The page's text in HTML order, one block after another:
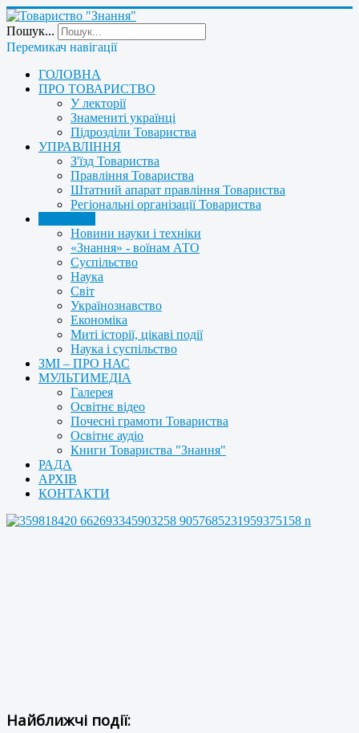
Пошук...
Перемикач навігації
ГОЛОВНА
ПРО ТОВАРИСТВО
У лекторії
Знамениті українці
Підрозділи Товариства
УПРАВЛІННЯ
З'їзд Товариства
Правління Товариства
Штатний апарат правління Товариства
Регіональні організації Товариства
Новини науки і техніки
«Знання» - воїнам АТО
Суспільство
Наука
Світ
Українознавство
Економіка
Миті історії, цікаві події
Наука і суспільство
ЗМІ – ПРО НАС
МУЛЬТИМЕДІА
Галерея
Освітнє відео
Почесні грамоти Товариства
Освітнє аудіо
Книги Товариства "Знання"
РАДА
АРХІВ
КОНТАКТИ
Найближчі події: